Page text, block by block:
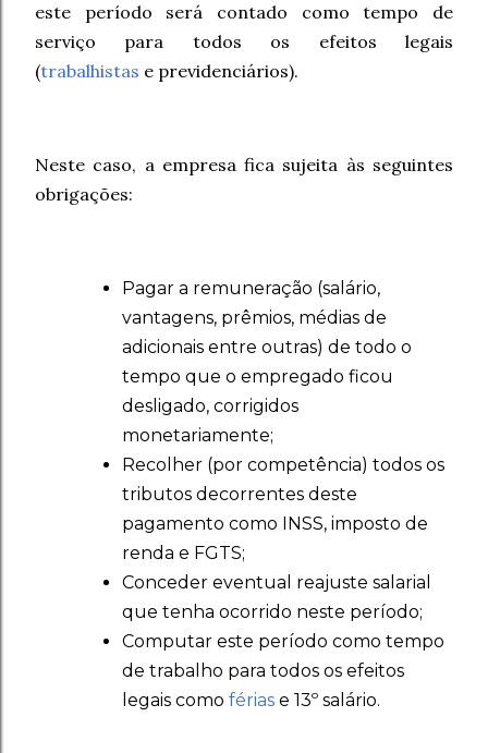
este período será contado como tempo de
serviço para todos os efeitos legais
(trabalhistas e previdenciários).
Neste caso, a empresa fica sujeita às seguintes
obrigações:
Pagar a remuneração (salário,
vantagens, prêmios, médias de
adicionais entre outras) de todo o
tempo que o empregado ficou
desligado, corrigidos
monetariamente;
Recolher (por competência) todos os
tributos decorrentes deste
pagamento como INSS, imposto de
renda e FGTS;
Conceder eventual reajuste salarial
que tenha ocorrido neste período;
Computar este período como tempo
de trabalho para todos os efeitos
legais como férias e 13º salário.